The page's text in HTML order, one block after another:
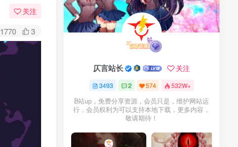
关注
1770 3
仄言站长 关注
3493 2 574 532W+
B站up，免费分享资源，会员只是，维护网站运
行，会员权利为可以支持本地下载，更多内容，
敬请期待！